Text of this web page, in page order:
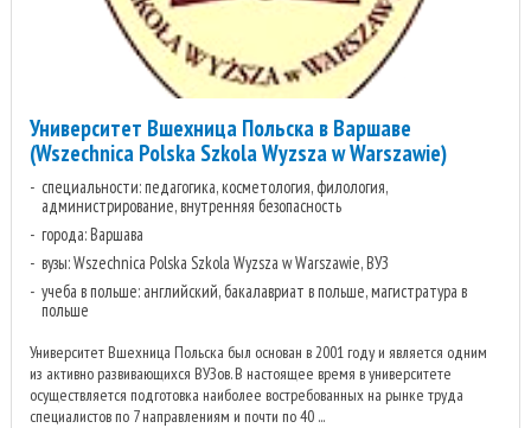
Университет Вшехница Польска в Варшаве
(Wszechnica Polska Szkola Wyzsza w Warszawie)
специальности: педагогика, косметология, филология,
администрирование, внутренняя безопасность
города: Варшава
вузы: Wszechnica Polska Szkola Wyzsza w Warszawie, ВУЗ
учеба в польше: английский, бакалавриат в польше, магистратура в
польше
Университет Вшехница Польска был основан в 2001 году и является одним
из активно развивающихся ВУЗов. В настоящее время в университете
осуществляется подготовка наиболее востребованных на рынке труда
специалистов по 7 направлениям и почти по 40 ...